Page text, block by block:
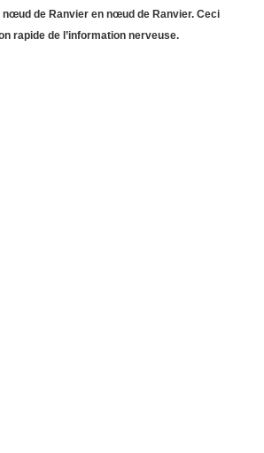
de Ranvier en nœud de Ranvier. Ceci
rapide de l’information nerveuse.